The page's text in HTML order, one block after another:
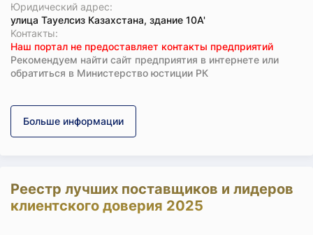
Юридический адрес:
улица Тауелсиз Казахстана, здание 10А'
Koнтaкты:
Наш портал не предоставляет контакты предприятий
Рекомендуем найти сайт предприятия в интернете или
обратиться в Министерство юстиции РК
Больше информации
Реестр лучших поставщиков и лидеров
клиентского доверия 2025